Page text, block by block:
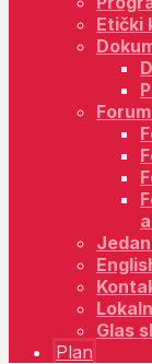
Etički
Glas
Plan